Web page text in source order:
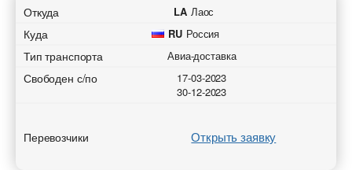
Откуда LA Лаос
Куда RU Россия
Тип транспорта Авиа-доставка
Свободен с/по
17-03-2023
30-12-2023
Перевозчики Открыть заявку